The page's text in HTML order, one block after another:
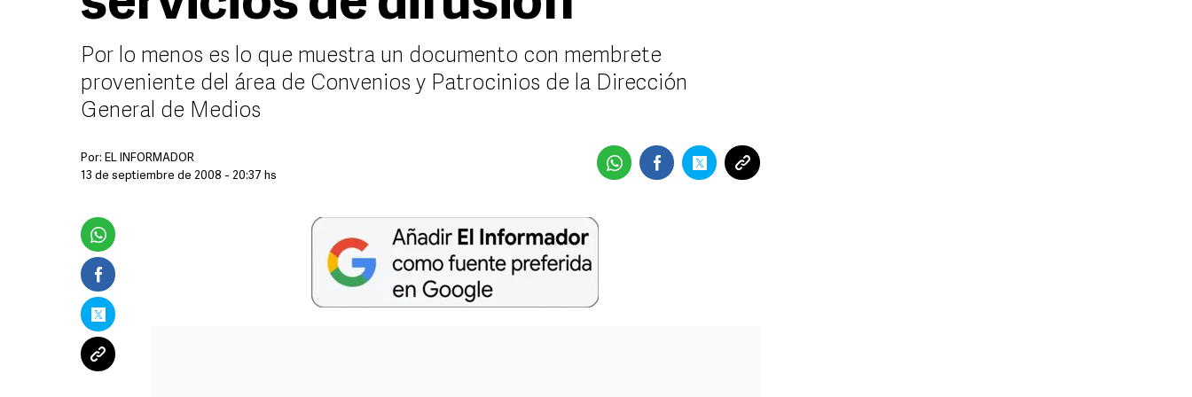
Por lo menos es lo que muestra un documento con membrete
proveniente del área de Convenios y Patrocinios de la Dirección
General de Medios
Por: EL INFORMADOR
13 de septiembre de 2008 - 20:37 hs